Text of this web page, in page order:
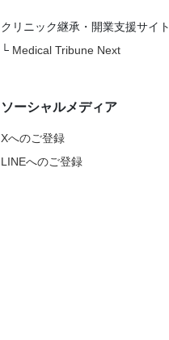
クリニック継承・開業支援サイト
└ Medical Tribune Next
ソーシャルメディア
Xへのご登録
LINEへのご登録